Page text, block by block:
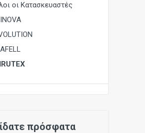
οι Κατασκευαστές
πρόσφατα